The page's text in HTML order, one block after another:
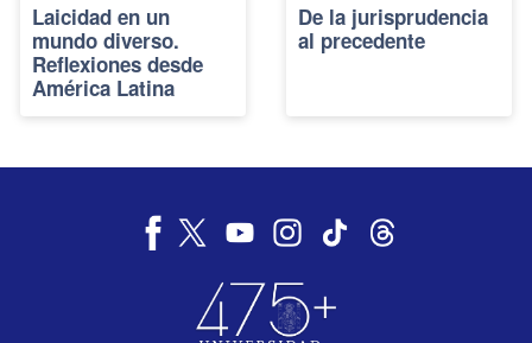
Laicidad en un
mundo diverso.
Reflexiones desde
América Latina
De la jurisprudencia
al precedente